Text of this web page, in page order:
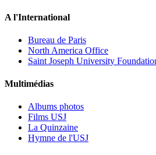
A l'International
Bureau de Paris
North America Office
Saint Joseph University
Multimédias
Albums photos
Films USJ
La Quinzaine
Hymne de l'USJ